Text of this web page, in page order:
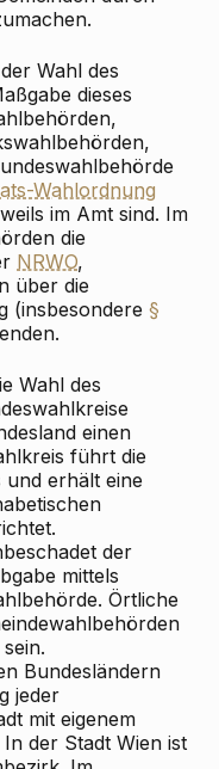
Wahl des
dieses
Wahlordnung
im Amt sind. Im
die
NRWO,
über die
(insbesondere §
Wahl des
einen
führt die
und erhält eine
der
mittels
Örtliche
Bundesländern
jeder
mit eigenem
der Stadt Wien ist